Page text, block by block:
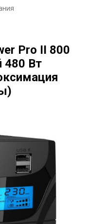
Pro II 800
480 Вт